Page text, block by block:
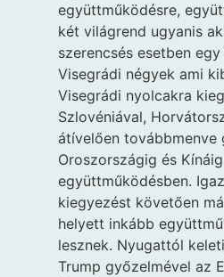
együttműködésre,
két világrend ugyanis
szerencsés esetben
Visegrádi négyek ami
Visegrádi nyolcakra
Szlovéniával,
átívelően továbbmenve
Oroszországig és
együttműködésben.
kiegyezést követően
helyett inkább
lesznek. Nyugattól
Trump győzelmével az